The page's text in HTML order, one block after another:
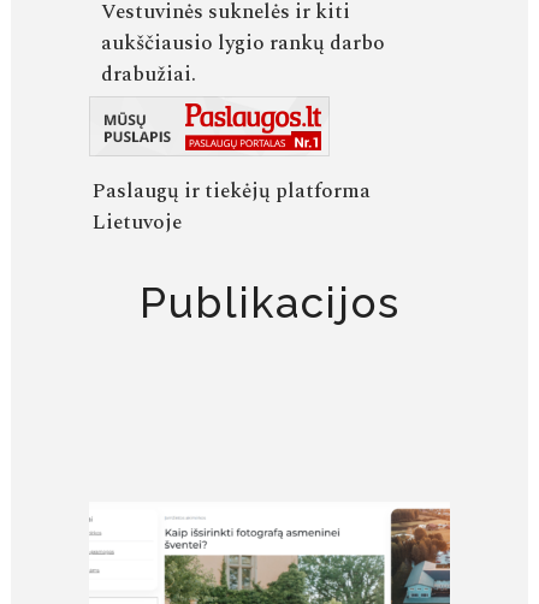
Vestuvinės suknelės ir kiti
aukščiausio lygio rankų darbo
drabužiai.
Paslaugų ir tiekėjų platforma
Lietuvoje
Publikacijos